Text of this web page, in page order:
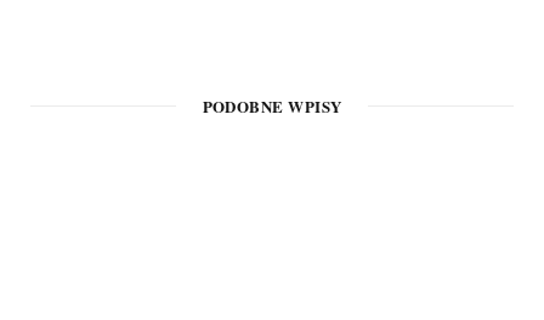
PODOBNE WPISY